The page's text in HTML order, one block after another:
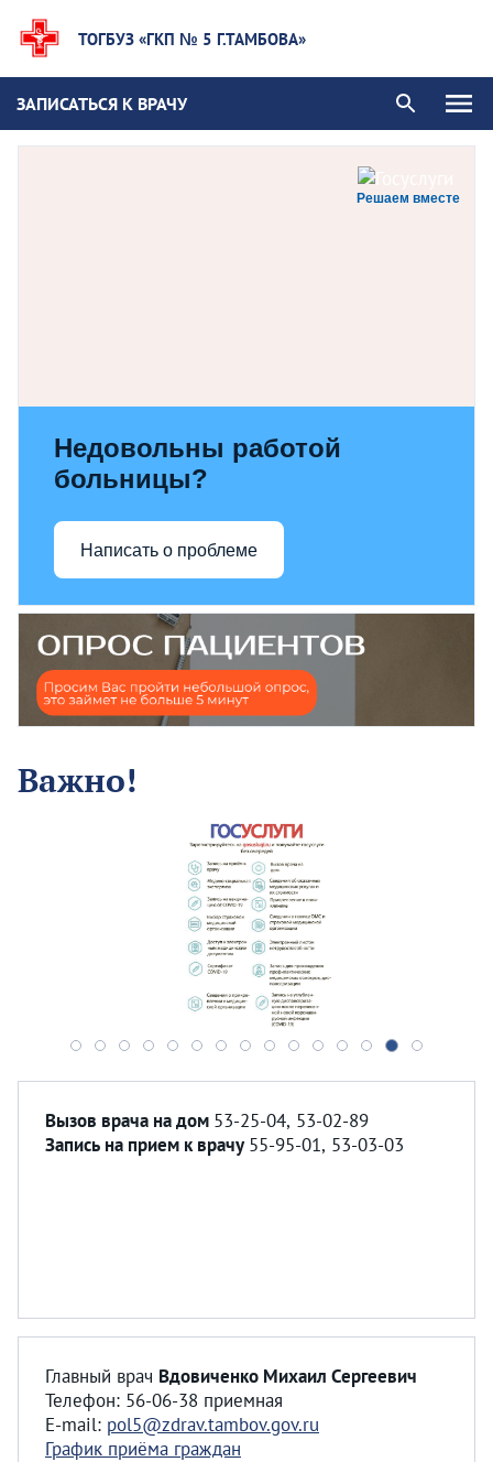
ТОГБУЗ «ГКП № 5 Г.ТАМБОВА»
ЗАПИСАТЬСЯ К ВРАЧУ
Решаем вместе
Недовольны работой
больницы?
Написать о проблеме
Важно!
Вызов врача на дом 53-25-04, 53-02-89
Запись на прием к врачу55-95-01, 53-03-03
Главный врач Вдовиченко Михаил Сергеевич
Телефон: 56-06-38 приемная
E-mail: pol5@zdrav.tambov.gov.ru
График приёма граждан